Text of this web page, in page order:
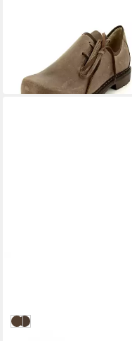
Liesl Schnürschuh
UVP 144,90 €
-10%
unbekannt
braun